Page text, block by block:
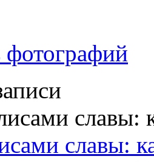
славы: